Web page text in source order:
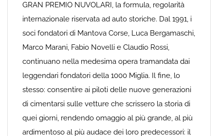
GRAN PREMIO NUVOLARI, la formula, regolarità
internazionale riservata ad auto storiche. Dal 1991, i
soci fondatori di Mantova Corse, Luca Bergamaschi,
Marco Marani, Fabio Novelli e Claudio Rossi,
continuano nella medesima opera tramandata dai
leggendari fondatori della 1000 Miglia. Il fine, lo
stesso: consentire ai piloti delle nuove generazioni
di cimentarsi sulle vetture che scrissero la storia di
quei giorni, rendendo omaggio al più grande, al più
ardimentoso al più audace dei loro predecessori: il